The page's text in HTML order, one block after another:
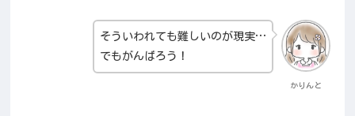
かりんと
そういわれても難しいのが現実…
でもがんばろう！